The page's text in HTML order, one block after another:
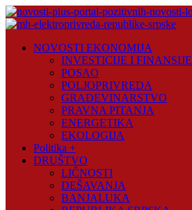
Skip
to
Plus
NOVOSTI EKONOMIJA
INVESTICIJE I FINANSIJE
POSAO
POLJOPRIVREDA
GRAĐEVINARSTVO
PRAVNA PITANJA
ENERGETIKA
EKOLOGIJA
Politika +
DRUŠTVO
LIČNOSTI
DEŠAVANJA
BANJALUKA